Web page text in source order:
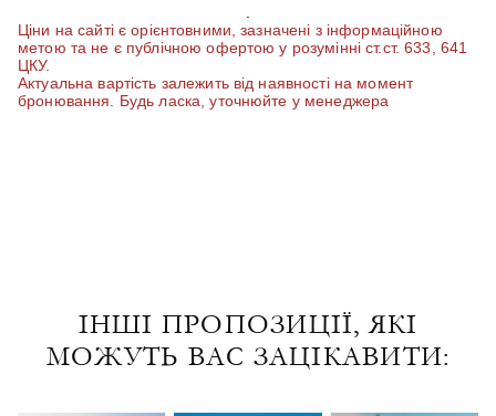
Ціни на сайті є орієнтовними, зазначені з інформаційною
метою та не є публічною офертою у розумінні ст.ст. 633, 641
ЦКУ.
Актуальна вартість залежить від наявності на момент
бронювання. Будь ласка, уточнюйте у менеджера
ІНШІ ПРОПОЗИЦІЇ, ЯКІ
МОЖУТЬ ВАС ЗАЦІКАВИТИ: